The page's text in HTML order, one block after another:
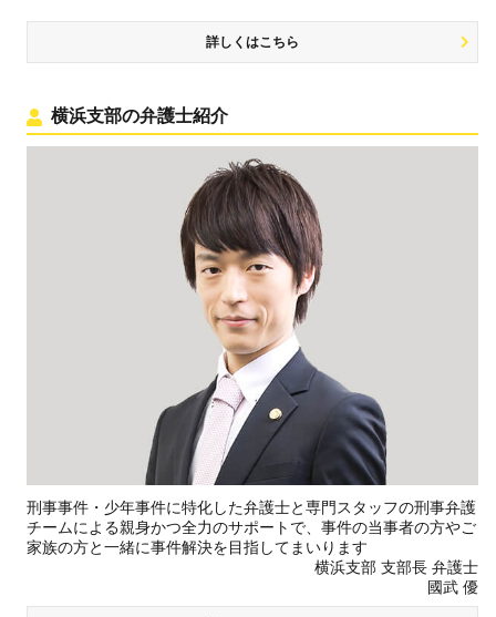
詳しくはこちら
横浜支部の弁護士紹介
刑事事件・少年事件に特化した弁護士と専門スタッフの刑事弁護
チームによる親身かつ全力のサポートで、事件の当事者の方やご
家族の方と一緒に事件解決を目指してまいります
横浜支部 支部長 弁護士
國武 優